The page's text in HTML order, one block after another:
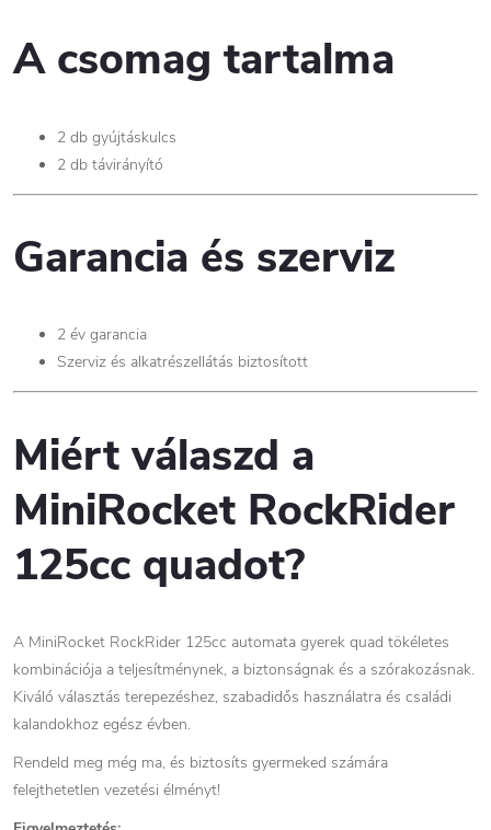
A csomag tartalma
2 db gyújtáskulcs
2 db távirányító
Garancia és szerviz
2 év garancia
Szerviz és alkatrészellátás biztosított
Miért válaszd a
MiniRocket RockRider
125cc quadot?
A MiniRocket RockRider 125cc automata gyerek quad tökéletes
kombinációja a teljesítménynek, a biztonságnak és a szórakozásnak.
Kiváló választás terepezéshez, szabadidős használatra és családi
kalandokhoz egész évben.
Rendeld meg még ma, és biztosíts gyermeked számára
felejthetetlen vezetési élményt!